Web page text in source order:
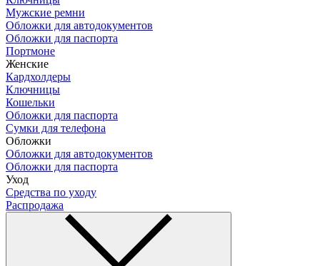
Мужские ремни
Обложки для автодокументов
Обложки для паспорта
Портмоне
Женские
Кардхолдеры
Ключницы
Кошельки
Обложки для паспорта
Сумки для телефона
Обложки
Обложки для автодокументов
Обложки для паспорта
Уход
Средства по уходу
Распродажа